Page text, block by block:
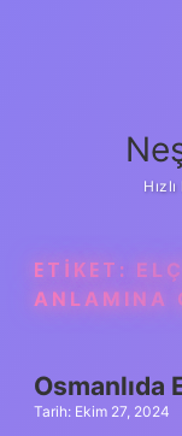
ETIKET:
ANLAMINA
Osmanlıda
Tarih: Ekim 27, 2024